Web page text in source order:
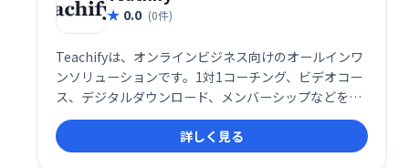
0.0 (0件)
Teachifyは、オンラインビジネス向けのオールインワ
ンソリューションです。1対1コーチング、ビデオコー
ス、デジタルダウンロード、メンバーシップなどを、
簡単に管理・販売できます。堅牢で洗練されたシステ
ムを、手頃な価格で提供。あなたの才能を収益化し、
ビジネスを成長させましょう！
詳しく見る